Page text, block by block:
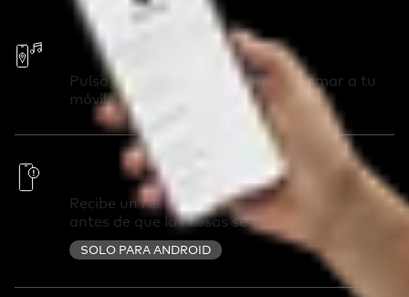
Llama tu móvil
Pulsa dos veces tu Chipolo para llamar a tu
móvil y encontrarlo en segundos.
Alertas fuera de alcance
Recibe un recordatorio si dejas algo atrás
antes de que las cosas se compliquen.
SOLO PARA ANDROID